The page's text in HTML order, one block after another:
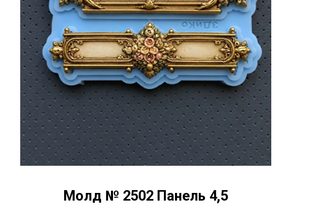
Молд № 2502 Панель 4,5